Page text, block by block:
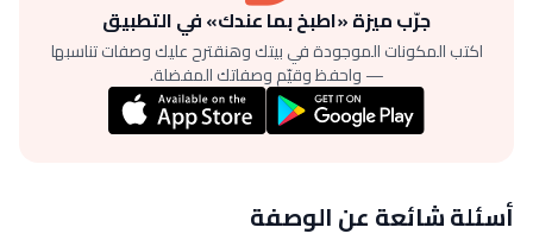
جرّب ميزة «اطبخ بما عندك» في التطبيق
اكتب المكونات الموجودة في بيتك وهنقترح عليك وصفات تناسبها
— واحفظ وقيّم وصفاتك المفضلة.
أسئلة شائعة عن الوصفة